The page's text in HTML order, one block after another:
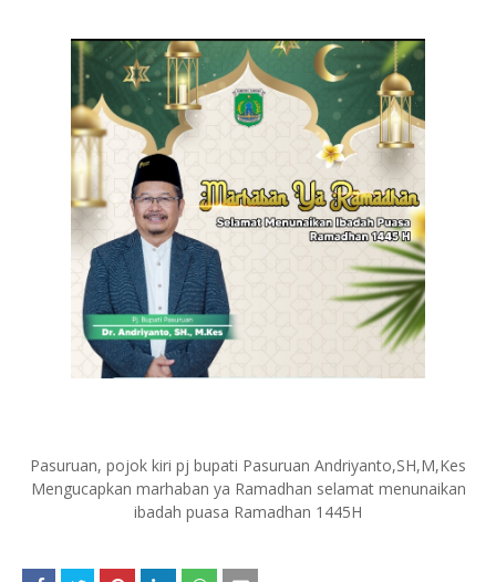
Pasuruan, pojok kiri pj bupati Pasuruan Andriyanto,SH,M,Kes
Mengucapkan marhaban ya Ramadhan selamat menunaikan
ibadah puasa Ramadhan 1445H